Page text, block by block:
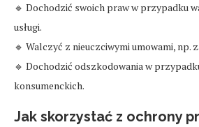
🔹 Dochodzić swoich praw w przypadku
usługi.
🔹 Walczyć z nieuczciwymi umowami, np.
🔹 Dochodzić odszkodowania w
konsumenckich.
Jak skorzystać z ochrony